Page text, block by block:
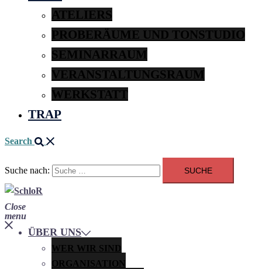
ATELIERS
PROBERÄUME UND TONSTUDIO
SEMINARRAUM
VERANSTALTUNGSRAUM
WERKSTATT
TRAP
Search
Suche nach:
Close
menu
ÜBER UNS
WER WIR SIND
ORGANISATION